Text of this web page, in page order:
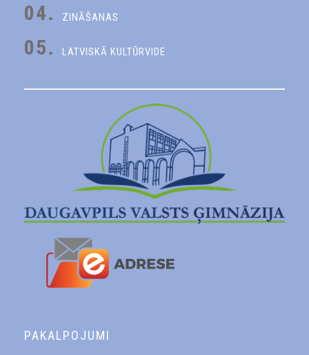
04. ZINĀŠANAS
05. LATVISKĀ KULTŪRVIDE
PAKALPOJUMI